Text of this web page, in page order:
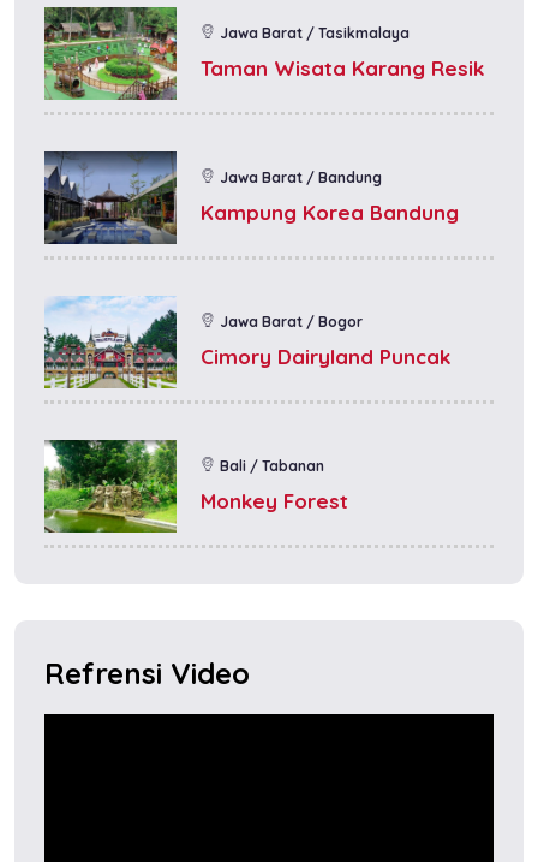
Jawa Barat / Tasikmalaya
Taman Wisata Karang Resik
Jawa Barat / Bandung
Kampung Korea Bandung
Jawa Barat / Bogor
Cimory Dairyland Puncak
Bali / Tabanan
Monkey Forest
Refrensi Video